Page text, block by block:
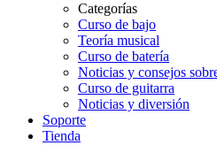
Categorías
Curso de bajo
Teoría musical
Curso de batería
Noticias y consejos
Curso de guitarra
Noticias y diversión
Soporte
Tienda